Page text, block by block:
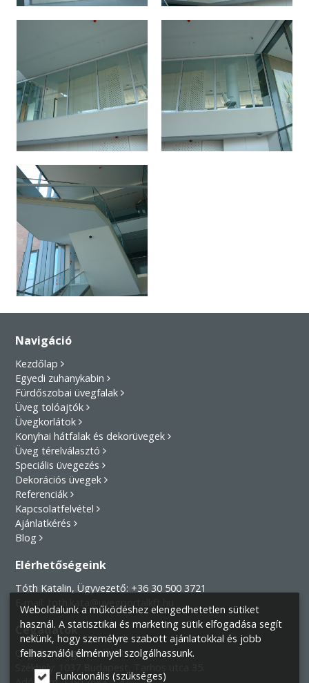
Navigáció
Kezdőlap
Egyedi zuhanykabin
Fürdőszobai üvegfalak
Üveg tolóajtók
Üvegkorlátok
Konyhai hátfalak és dekorüvegek
Üveg térelválasztó
Speciális üvegezés
Dekorációs üvegek
Referenciák
Kapcsolatfelvétel
Ajánlatkérés
Blog
Elérhetőségeink
Tóth Katalin, Ügyvezető: +36 30 500 3721
E-mail:toth.kata@uvegportalkft.hu
Cégadatok
Cégnév:Üveg-Portál Kft.
Székhely:
Weboldalunk a működéshez elengedhetetlen sütiket
használ. A statisztikai és marketing sütik elfogadása segít
nekünk, hogy személyre szabott ajánlatokkal és jobb
felhasználói élménnyel szolgálhassunk.
Funkcionális (szükséges)